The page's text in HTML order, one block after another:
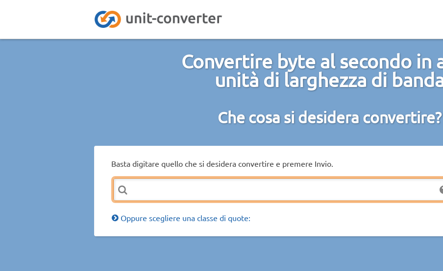
Convertire byte al secondo in
unità di larghezza di
Che cosa si desidera convertire?
Basta digitare quello che si desidera convertire e premere Invio.
Oppure scegliere una classe di quote: